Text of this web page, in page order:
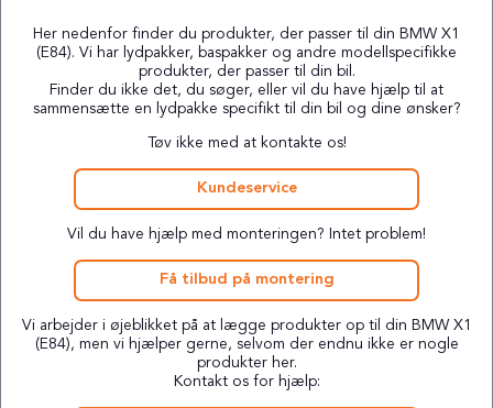
Her nedenfor finder du produkter, der passer til din BMW X1
(E84). Vi har lydpakker, baspakker og andre modellspecifikke
produkter, der passer til din bil.
Finder du ikke det, du søger, eller vil du have hjælp til at
sammensætte en lydpakke specifikt til din bil og dine ønsker?
Tøv ikke med at kontakte os!
Kundeservice
Vil du have hjælp med monteringen? Intet problem!
Få tilbud på montering
Vi arbejder i øjeblikket på at lægge produkter op til din BMW X1
(E84), men vi hjælper gerne, selvom der endnu ikke er nogle
produkter her.
Kontakt os for hjælp: